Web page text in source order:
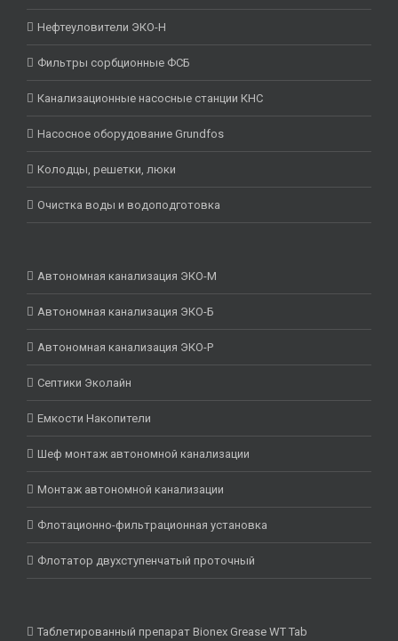
Нефтеуловители ЭКО-Н
Фильтры сорбционные ФСБ
Канализационные насосные станции КНС
Насосное оборудование Grundfos
Колодцы, решетки, люки
Очистка воды и водоподготовка
Автономная канализация ЭКО-М
Автономная канализация ЭКО-Б
Автономная канализация ЭКО-Р
Септики Эколайн
Емкости Накопители
Шеф монтаж автономной канализации
Монтаж автономной канализации
Флотационно-фильтрационная установка
Флотатор двухступенчатый проточный
Таблетированный препарат Bionex Grease WT Tab